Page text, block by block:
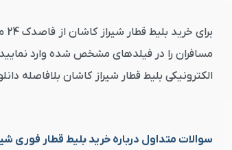
مسافران را در فیلدهای مشخص شده وارد
الکترونیکی بلیط قطار شیراز کاشان بلافاصله
سوالات متداول درباره خرید بلیط قطار فوری